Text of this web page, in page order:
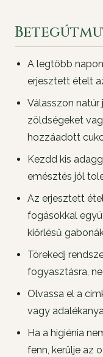
A legtöbb
erjesztett ételt
Válasszon
zöldségeket
hozzáadott
Kezdd kis
emésztés jól
Az erjesztett
fogásokkal
kiőrlésű
Törekedj
fogyasztásra,
Olvassa el a
vagy
Ha a higiénia
fenn, kerülje az